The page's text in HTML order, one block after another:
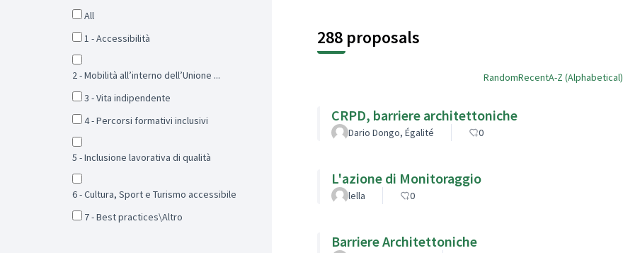
All
1 - Accessibilità
2 - Mobilità all’interno dell’Unione ...
3 - Vita indipendente
4 - Percorsi formativi inclusivi
5 - Inclusione lavorativa di qualità
6 - Cultura, Sport e Turismo accessibile
7 - Best practices\Altro
288 proposals
RandomRecentA-Z (Alphabetical)
CRPD, barriere architettoniche
Dario Dongo, Égalité 0
L'azione di Monitoraggio
lella 0
Barriere Architettoniche